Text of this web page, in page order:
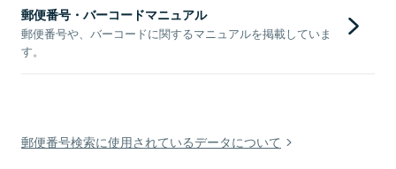
郵便番号・バーコードマニュアル
郵便番号や、バーコードに関するマニュアルを掲載していま
す。
郵便番号検索に使用されているデータについて